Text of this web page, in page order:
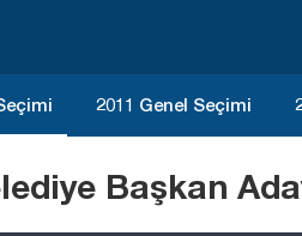
2011 Genel Seçimi
Başkan